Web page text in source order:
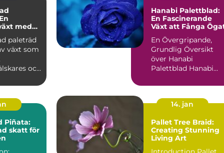
med
paleträd
växt som
och
Hanabi Palettblad:
En Fascinerande
Växt att Fånga
En Övergripande,
Grundlig Översikt
över Hanabi
Palettblad Hanabi
som Croton, ...
Piñata:
skatt för
14. jan
Pallet Tree Braid:
Creating Stunning
Living Art